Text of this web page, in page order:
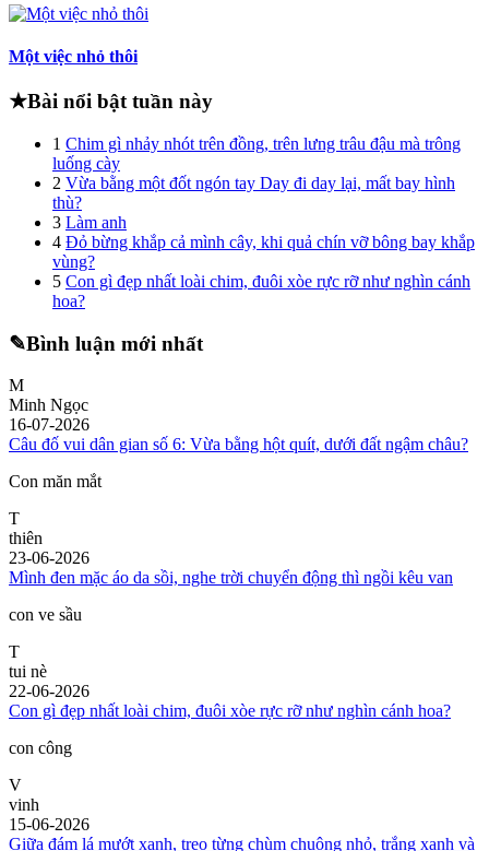
Một việc nhỏ thôi
★Bài nổi bật tuần này
1 Chim gì nhảy nhót trên đồng, trên lưng trâu đậu mà trông
luống cày
2 Vừa bằng một đốt ngón tay Day đi day lại, mất bay hình
thù?
3 Làm anh
4 Đỏ bừng khắp cả mình cây, khi quả chín vỡ bông bay khắp
vùng?
5 Con gì đẹp nhất loài chim, đuôi xòe rực rỡ như nghìn cánh
hoa?
✎Bình luận mới nhất
M
Minh Ngọc
16-07-2026
Câu đố vui dân gian số 6: Vừa bằng hột quít, dưới đất ngậm châu?
Con măn mắt
T
thiên
23-06-2026
Mình đen mặc áo da sồi, nghe trời chuyển động thì ngồi kêu van
con ve sầu
T
tui nè
22-06-2026
Con gì đẹp nhất loài chim, đuôi xòe rực rỡ như nghìn cánh hoa?
con công
V
vinh
15-06-2026
Giữa đám lá mướt xanh, treo từng chùm chuông nhỏ, trắng xanh và